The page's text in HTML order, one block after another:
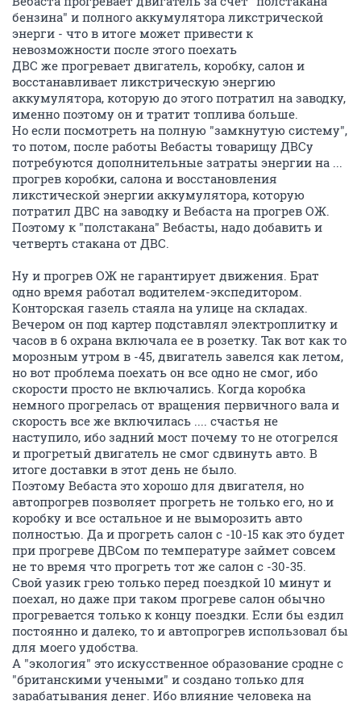
бензина" и полного аккумулятора ликстрической
энерги - что в итоге может привести к
невозможности после этого поехать
ДВС же прогревает двигатель, коробку, салон и
восстанавливает ликстрическую энергию
аккумулятора, которую до этого потратил на заводку,
именно поэтому он и тратит топлива больше.
Но если посмотреть на полную "замкнутую систему",
то потом, после работы Вебасты товарищу ДВСу
потребуются дополнительные затраты энергии на ...
прогрев коробки, салона и восстановления
ликстической энергии аккумулятора, которую
потратил ДВС на заводку и Вебаста на прогрев ОЖ.
Поэтому к "полстакана" Вебасты, надо добавить и
четверть стакана от ДВС.
Ну и прогрев ОЖ не гарантирует движения. Брат
одно время работал водителем-экспедитором.
Конторская газель стаяла на улице на складах.
Вечером он под картер подставлял электроплитку и
часов в 6 охрана включала ее в розетку. Так вот как то
морозным утром в -45, двигатель завелся как летом,
но вот проблема поехать он все одно не смог, ибо
скорости просто не включались. Когда коробка
немного прогрелась от вращения первичного вала и
скорость все же включилась .... счастья не
наступило, ибо задний мост почему то не отогрелся
и прогретый двигатель не смог сдвинуть авто. В
итоге доставки в этот день не было.
Поэтому Вебаста это хорошо для двигателя, но
автопрогрев позволяет прогреть не только его, но и
коробку и все остальное и не выморозить авто
полностью. Да и прогреть салон с -10-15 как это будет
при прогреве ДВСом по температуре займет совсем
не то время что прогреть тот же салон с -30-35.
Свой уазик грею только перед поездкой 10 минут и
поехал, но даже при таком прогреве салон обычно
прогревается только к концу поездки. Если бы ездил
постоянно и далеко, то и автопрогрев использовал бы
для моего удобства.
А "экология" это искусственное образование сродне с
"британскими учеными" и создано только для
зарабатывания денег. Ибо влияние человека на